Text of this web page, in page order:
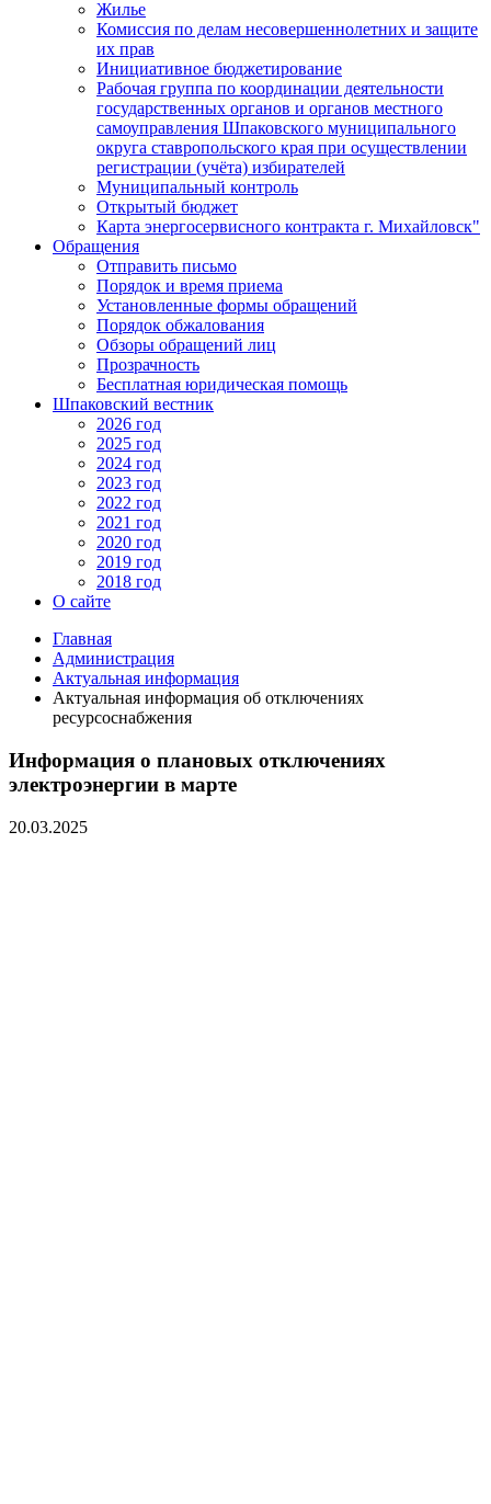
Жилье
Комиссия по делам несовершеннолетних и защите
их прав
Инициативное бюджетирование
Рабочая группа по координации деятельности
государственных органов и органов местного
самоуправления Шпаковского муниципального
округа ставропольского края при осуществлении
регистрации (учёта) избирателей
Муниципальный контроль
Открытый бюджет
Карта энергосервисного контракта г. Михайловск"
Обращения
Отправить письмо
Порядок и время приема
Установленные формы обращений
Порядок обжалования
Обзоры обращений лиц
Прозрачность
Бесплатная юридическая помощь
Шпаковский вестник
2026 год
2025 год
2024 год
2023 год
2022 год
2021 год
2020 год
2019 год
2018 год
О сайте
Главная
Администрация
Актуальная информация
Актуальная информация об отключениях
ресурсоснабжения
Информация о плановых отключениях
электроэнергии в марте
20.03.2025